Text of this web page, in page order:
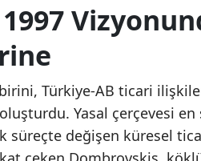
Türkiye-AB ticari
Yasal çerçevesi en
süreçte değişen küresel